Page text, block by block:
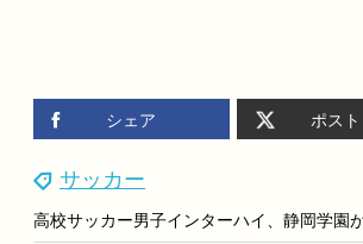
シェア ポスト
サッカー